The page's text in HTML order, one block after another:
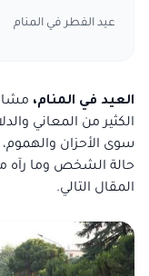
عيد الفطر في المنام
العيد في المنام،
الكثير من المعاني
سوى الأحزان
حالة الشخص وما رآه
المقال التالي.